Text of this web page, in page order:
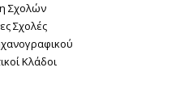
Σχολών
Σχολές
Κλάδοι